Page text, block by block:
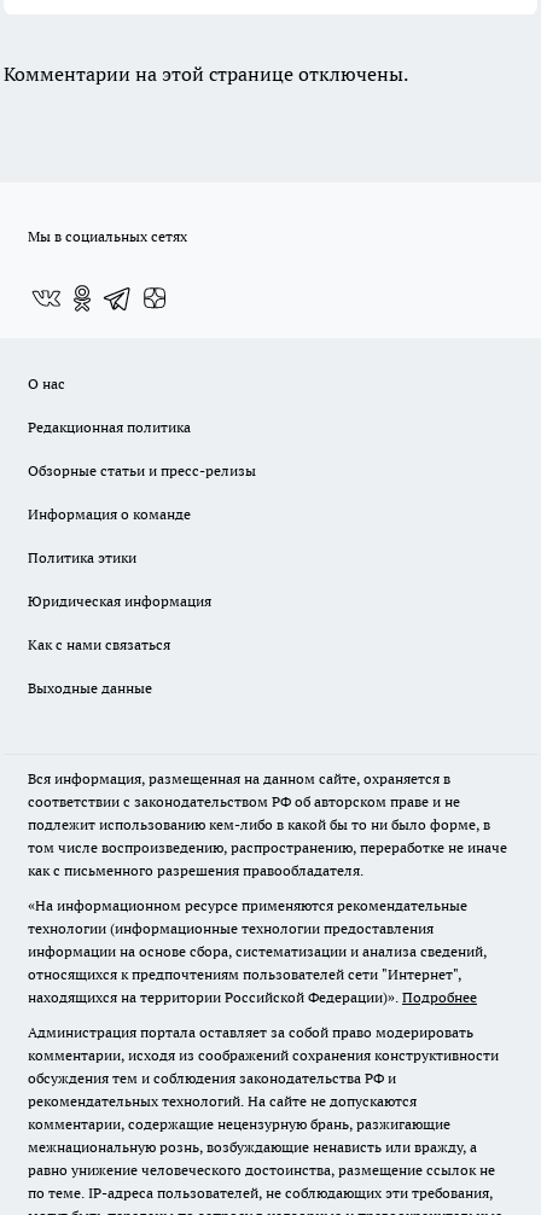
Комментарии на этой странице отключены.
Мы в социальных сетях
О нас
Редакционная политика
Обзорные статьи и пресс-релизы
Информация о команде
Политика этики
Юридическая информация
Как с нами связаться
Выходные данные
Вся информация, размещенная на данном сайте, охраняется в
соответствии с законодательством РФ об авторском праве и не
подлежит использованию кем-либо в какой бы то ни было форме, в
том числе воспроизведению, распространению, переработке не иначе
как с письменного разрешения правообладателя.
«На информационном ресурсе применяются рекомендательные
технологии (информационные технологии предоставления
информации на основе сбора, систематизации и анализа сведений,
относящихся к предпочтениям пользователей сети "Интернет",
находящихся на территории Российской Федерации)». Подробнее
Администрация портала оставляет за собой право модерировать
комментарии, исходя из соображений сохранения конструктивности
обсуждения тем и соблюдения законодательства РФ и
рекомендательных технологий. На сайте не допускаются
комментарии, содержащие нецензурную брань, разжигающие
межнациональную рознь, возбуждающие ненависть или вражду, а
равно унижение человеческого достоинства, размещение ссылок не
по теме. IP-адреса пользователей, не соблюдающих эти требования,